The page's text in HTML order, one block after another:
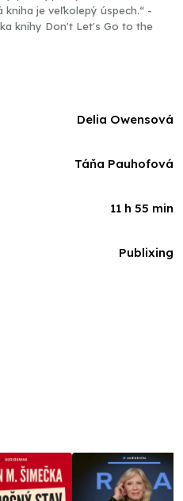
je veľkolepý úspech.“ -
knihy Don't Let's Go to the
Delia Owensová
Táňa Pauhofová
11 h 55 min
Publixing